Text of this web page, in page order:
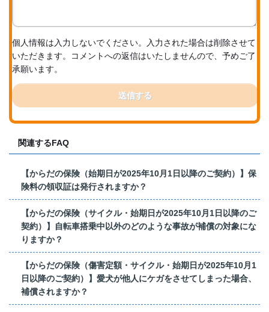
個人情報は入力しないでください。入力された場合は削除させて
いただきます。コメントへの返信はいたしませんので、予めご了
承願います。
送信する
関連するFAQ
【からだの保険（始期日が2025年10月1日以降のご契約）】保
険料の領収証は発行されますか？
【からだの保険（サイクル・始期日が2025年10月1日以降のご
契約）】自転車搭乗中以外のどのような事故が補償の対象にな
りますか？
【からだの保険（傷害定額・サイクル・始期日が2025年10月1
日以降のご契約）】愛犬が他人にケガをさせてしまった場合、
補償されますか？